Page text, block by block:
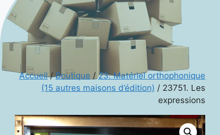
Accueil/Boutique /23. Matériel orthophonique
(15 autres maisons d’édition) / 23751. Les
expressions